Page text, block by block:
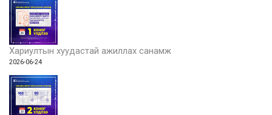
Хариултын хуудастай ажиллах санамж
2026-06-24